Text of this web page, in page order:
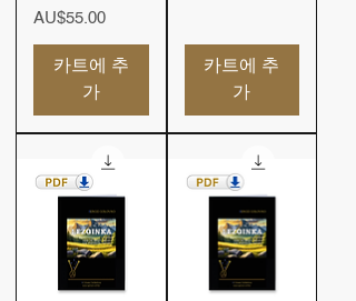
가격
AU$55.00
카트에 추
가
카트에 추
가